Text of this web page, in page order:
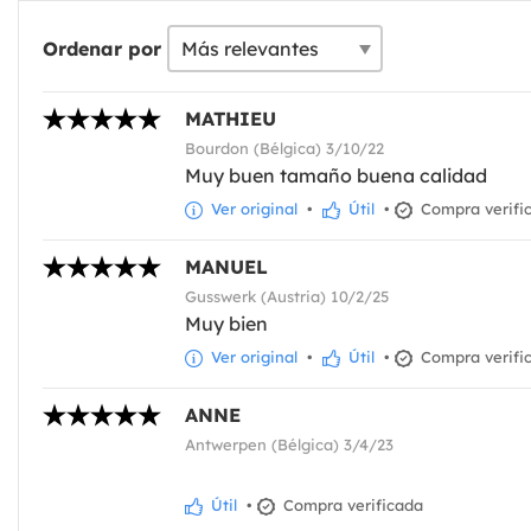
Ordenar por
MATHIEU
Bourdon (Bélgica) 3/10/22
Muy buen tamaño buena calidad
Ver original • Útil • Compra
MANUEL
Gusswerk (Austria) 10/2/25
Muy bien
Ver original • Útil • Compra
ANNE
Antwerpen (Bélgica) 3/4/23
Útil • Compra verificada